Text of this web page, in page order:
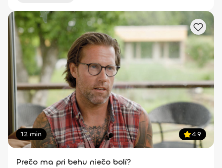
12 min 4.9
Prečo ma pri behu niečo bolí?